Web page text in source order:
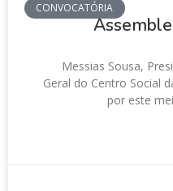
CONVOCATÓRIA
Messias Sousa,
Geral do Centro Social
por este